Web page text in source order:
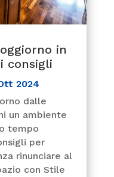
in
consigli
2024
dalle
un ambiente
tempo
per
rinunciare al
con Stile